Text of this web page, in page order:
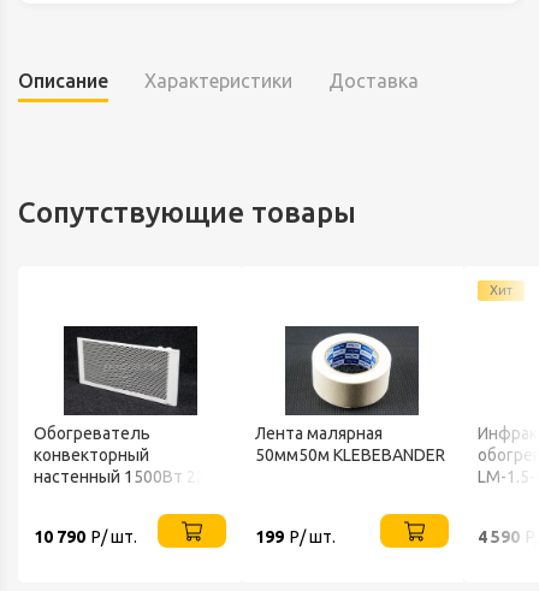
Описание Характеристики Доставка
Сопутствующие товары
Обогреватель
конвекторный
настенный 1500Вт 220В
10 790 Р/ шт.
Лента малярная
50мм50м KLEBEBANDER
199 Р/ шт.
Хит
LM-
4 590